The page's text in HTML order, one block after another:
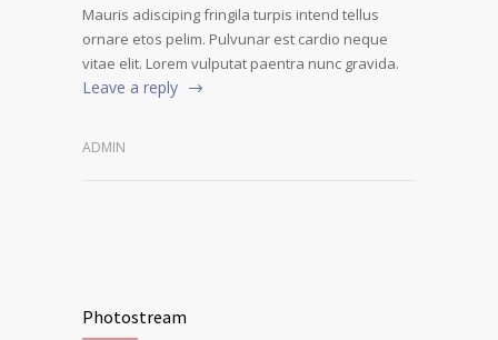
Mauris adisciping fringila turpis intend tellus
ornare etos pelim. Pulvunar est cardio neque
vitae elit. Lorem vulputat paentra nunc gravida.
Leave a reply
ADMIN
Photostream